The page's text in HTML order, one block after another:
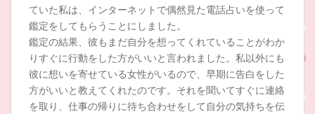
ていた私は、インターネットで偶然見た電話占いを使って
鑑定をしてもらうことにしました。
鑑定の結果、彼もまだ自分を想ってくれていることがわか
りすぐに行動をした方がいいと言われました。私以外にも
彼に想いを寄せている女性がいるので、早期に告白をした
方がいいと教えてくれたのです。それを聞いてすぐに連絡
を取り、仕事の帰りに待ち合わせをして自分の気持ちを伝